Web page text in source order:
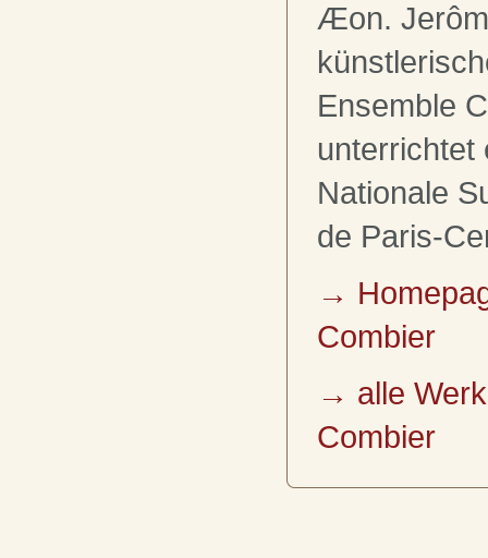
Æon.
Ensemble
unterrichtet
Nationale
de Paris-
→
Combier
→ alle
Combier